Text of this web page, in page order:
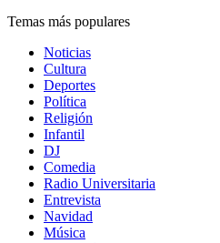
Temas más populares
Noticias
Cultura
Deportes
Política
Religión
Infantil
DJ
Comedia
Radio Universitaria
Entrevista
Navidad
Música